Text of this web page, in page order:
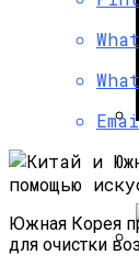
Южная Корея
для очистки